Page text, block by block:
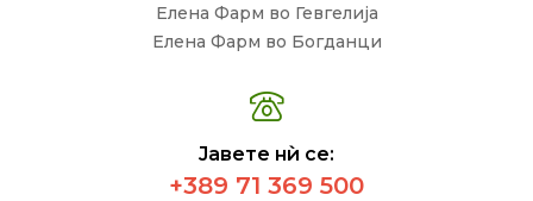
Елена Фарм во Гевгелија
Елена Фарм во Богданци
Јавете нѝ се:
+389 71 369 500